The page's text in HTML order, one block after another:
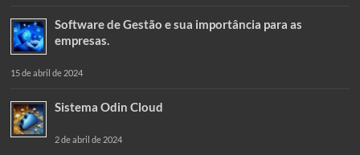
Software de Gestão e sua importância para as
empresas.
15 de abril de 2024
Sistema Odin Cloud
2 de abril de 2024